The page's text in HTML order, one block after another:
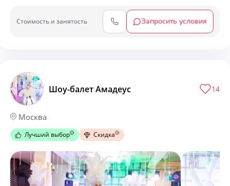
Cтоимость и занятость Запросить условия
Шоу-балет Амадеус
Москва
14
Лучший выбор Скидка